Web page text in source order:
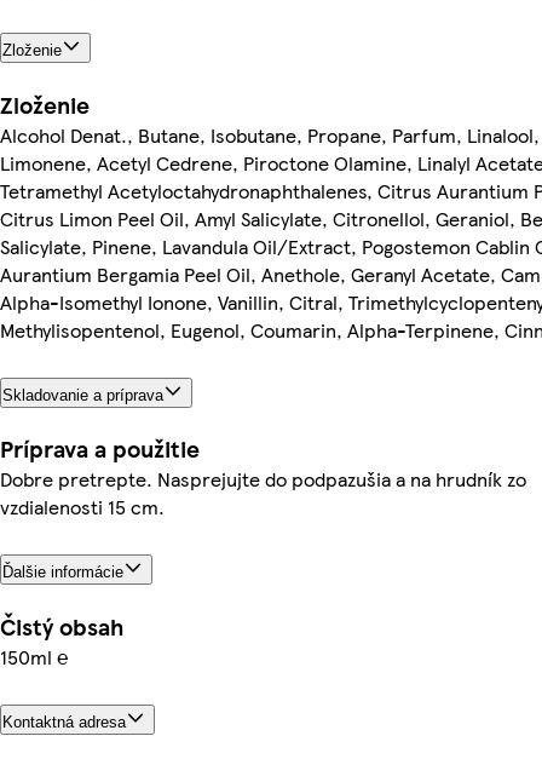
Zloženie
Zloženie
Alcohol Denat., Butane, Isobutane, Propane, Parfum, Linalool,
Limonene, Acetyl Cedrene, Piroctone Olamine, Linalyl
Tetramethyl Acetyloctahydronaphthalenes, Citrus Aurantium
Citrus Limon Peel Oil, Amyl Salicylate, Citronellol, Geraniol,
Salicylate, Pinene, Lavandula Oil/Extract, Pogostemon Cablin
Aurantium Bergamia Peel Oil, Anethole, Geranyl Acetate,
Alpha-Isomethyl Ionone, Vanillin, Citral,
Methylisopentenol, Eugenol, Coumarin, Alpha-Terpinene,
Skladovanie a príprava
Príprava a použitie
Dobre pretrepte. Nasprejujte do podpazušia a na hrudník zo
vzdialenosti 15 cm.
Ďalšie informácie
Čistý obsah
150ml ℮
Kontaktná adresa